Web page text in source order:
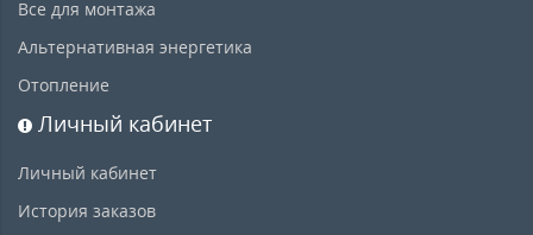
Все для монтажа
Альтернативная энергетика
Отопление
Личный кабинет
Личный кабинет
История заказов